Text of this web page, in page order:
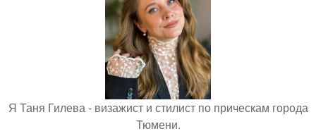
Я Таня Гилева - визажист и стилист по прическам города
Тюмени.